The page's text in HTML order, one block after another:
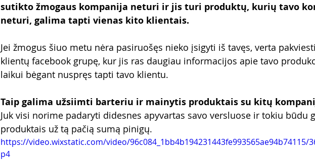
sutikto žmogaus kompanija neturi ir jis turi produktų, kurių tavo
neturi, galima tapti vienas kito klientais.
Jei žmogus šiuo metu nėra pasiruošęs nieko įsigyti iš tavęs, verta
klientų facebook grupę, kur jis ras daugiau informacijos apie tavo
laikui bėgant nuspręs tapti tavo klientu.
Taip galima užsiimti barteriu ir mainytis produktais su kitų
Juk visi norime padaryti didesnes apyvartas savo versluose ir tokiu būdu
produktais už tą pačią sumą pinigų.
https://video.wixstatic.com/video/96c084_1bb4b194231443fe993565ae94b74115/
p4